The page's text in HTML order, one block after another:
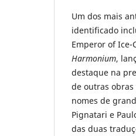
Um dos mais
identificado
Emperor of Ice-
Harmonium,
destaque na
de outras
nomes de
Pignatari e
das duas